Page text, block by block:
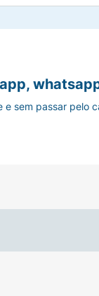
e
é excelente
e guardar:
centro. A
úmido.
e sem passar pelo